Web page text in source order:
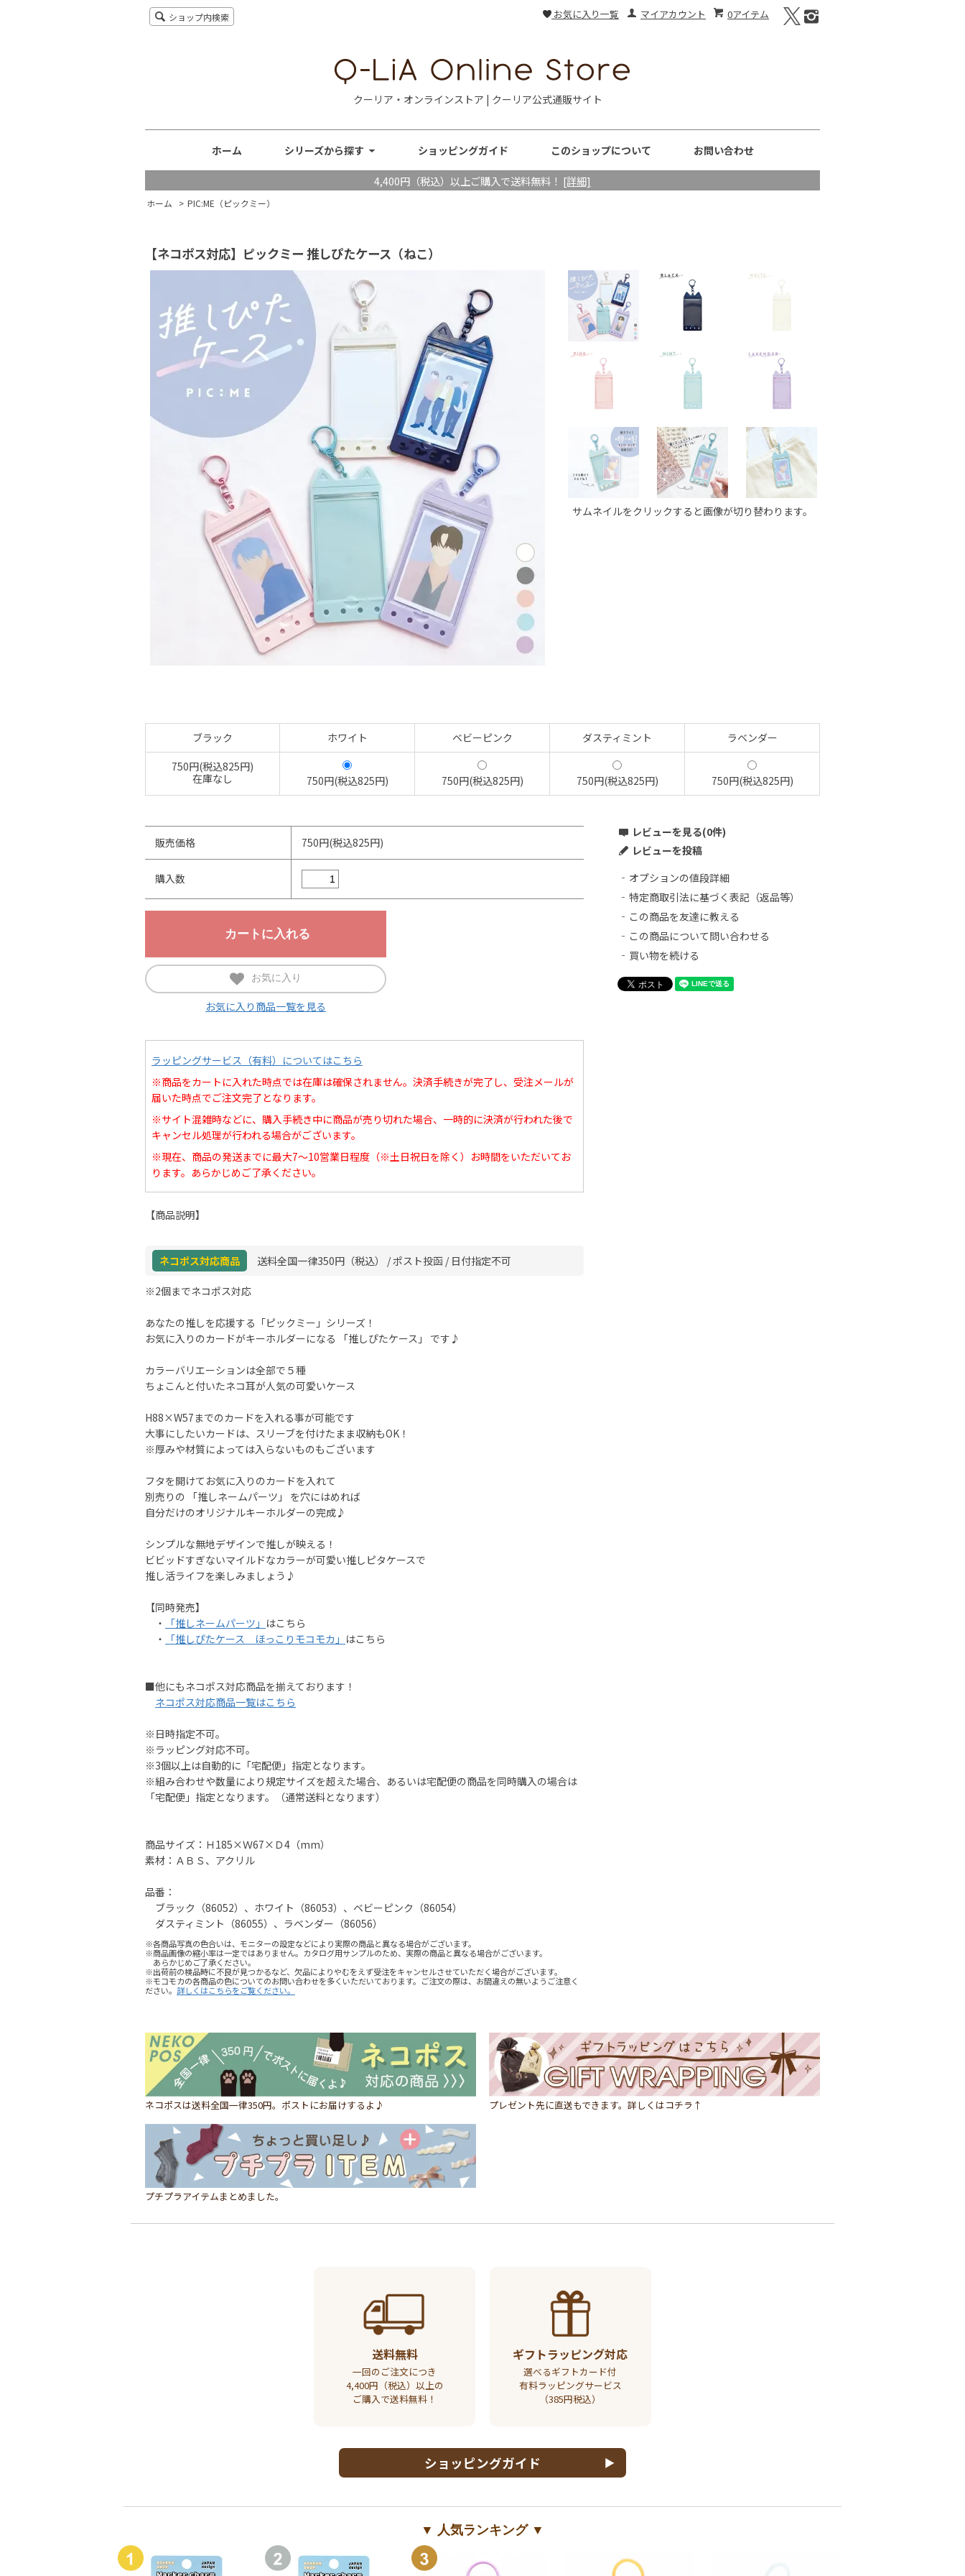
0アイテム
マイアカウント
お気に入り一覧
ショップ内検索
クーリア・オンラインストア | クーリア公式通販サイト
ホーム シリーズから探す ショッピングガイド このショップについて お問い合わせ
4,400円（税込）以上ご購入で送料無料！ [詳細]
ホーム > PIC:ME（ピックミー）
【ネコポス対応】ピックミー 推しぴたケース（ねこ）
サムネイルをクリックすると画像が切り替わります。
ブラック ホワイト ベビーピンク ダスティミント
ラベンダー
750円(税込825円)
在庫なし
750円(税込825円) 750円(税込825円) 750円(税込825円) 750円(税込825円)
販売価格 750円(税込825円)
購入数
お気に入り
お気に入り商品一覧を見る
ラッピングサービス（有料）についてはこちら
※商品をカートに入れた時点では在庫は確保されません。決済手続きが完了し、受注メールが
届いた時点でご注文完了となります。
※サイト混雑時などに、購入手続き中に商品が売り切れた場合、一時的に決済が行われた後で
キャンセル処理が行われる場合がございます。
※現在、商品の発送までに最大7～10営業日程度（※土日祝日を除く）お時間をいただいてお
ります。あらかじめご了承ください。
【商品説明】
ネコポス対応商品 送料全国一律350円（税込） / ポスト投函 / 日付指定不可
※2個までネコポス対応
あなたの推しを応援する「ピックミー」シリーズ！
お気に入りのカードがキーホルダーになる 「推しぴたケース」 です♪
カラーバリエーションは全部で５種
ちょこんと付いたネコ耳が人気の可愛いケース
H88×W57までのカードを入れる事が可能です
大事にしたいカードは、スリーブを付けたまま収納もOK！
※厚みや材質によっては入らないものもございます
フタを開けてお気に入りのカードを入れて
別売りの 「推しネームパーツ」 を穴にはめれば
自分だけのオリジナルキーホルダーの完成♪
シンプルな無地デザインで推しが映える！
ビビッドすぎないマイルドなカラーが可愛い推しピタケースで
推し活ライフを楽しみましょう♪
【同時発売】
・
「推しネームパーツ」 はこちら
・
「推しぴたケース ほっこりモコモカ」 はこちら
■他にもネコポス対応商品を揃えております！
ネコポス対応商品一覧はこちら
※日時指定不可。
※ラッピング対応不可。
※3個以上は自動的に「宅配便」指定となります。
※組み合わせや数量により規定サイズを超えた場合、あるいは宅配便の商品を同時購入の場合は
「宅配便」指定となります。（通常送料となります）
商品サイズ：Ｈ185×Ｗ67×Ｄ4（mm）
素材：ＡＢＳ、アクリル
品番：
ブラック（86052）、ホワイト（86053）、ベビーピンク（86054）
ダスティミント（86055）、ラベンダー（86056）
※各商品写真の色合いは、モニターの設定などにより実際の商品と異なる場合がございます。
※商品画像の縮小率は一定ではありません。カタログ用サンプルのため、実際の商品と異なる場合がございます。
あらかじめご了承ください。
※出荷前の検品時に不良が見つかるなど、欠品によりやむをえず受注をキャンセルさせていただく場合がございます。
※モコモカの各商品の色についてのお問い合わせを多くいただいております。ご注文の際は、お間違えの無いようご注意く
ださい。 詳しくはこちらをご覧ください。
レビューを見る(0件)
レビューを投稿
オプションの値段詳細
特定商取引法に基づく表記（返品等）
この商品を友達に教える
この商品について問い合わせる
買い物を続ける
ネコポスは送料全国一律350円。ポストにお届けするよ♪ プレゼント先に直送もできます。詳しくはコチラ↑
プチプラアイテムまとめました。
送料無料
一回のご注文につき
4,400円（税込）以上の
ご購入で送料無料！
ギフトラッピング対応
選べるギフトカード付
有料ラッピングサービス
（385円税込）
ショッピングガイド
▼ 人気ランキング ▼